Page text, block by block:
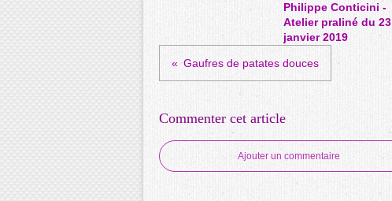
Philippe Conticini -
Atelier praliné du 23
janvier 2019
Gaufres de patates douces
Commenter cet article
Ajouter un commentaire